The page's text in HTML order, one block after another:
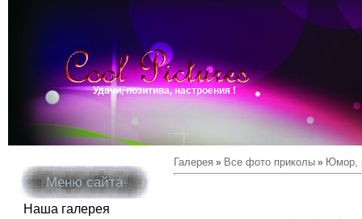
Удачи, позитива, настроения !
Меню сайта
Наша галерея
Галерея » Все фото приколы» Юмор,